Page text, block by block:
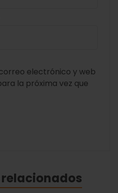
electrónico y web
la próxima vez que